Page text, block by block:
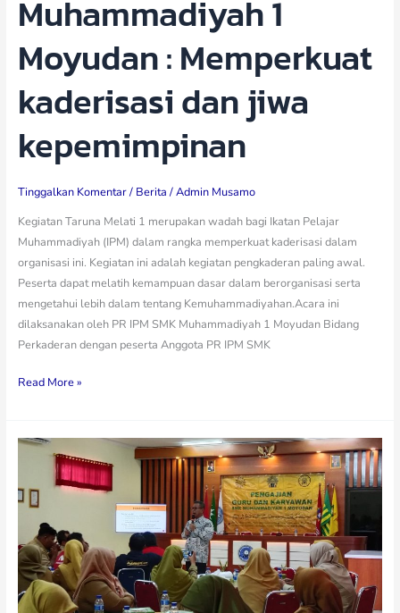
Muhammadiyah 1
Moyudan : Memperkuat
kaderisasi dan jiwa
kepemimpinan
Tinggalkan Komentar/ Berita /Admin Musamo
Kegiatan Taruna Melati 1 merupakan wadah bagi Ikatan Pelajar
Muhammadiyah (IPM) dalam rangka memperkuat kaderisasi dalam
organisasi ini. Kegiatan ini adalah kegiatan pengkaderan paling awal.
Peserta dapat melatih kemampuan dasar dalam berorganisasi serta
mengetahui lebih dalam tentang Kemuhammadiyahan.Acara ini
dilaksanakan oleh PR IPM SMK Muhammadiyah 1 Moyudan Bidang
Perkaderan dengan peserta Anggota PR IPM SMK
Read More »
Pengajian
Pegawai
SMK
Muhammadiyah
Moyudan:
Menjadi
Pelayan